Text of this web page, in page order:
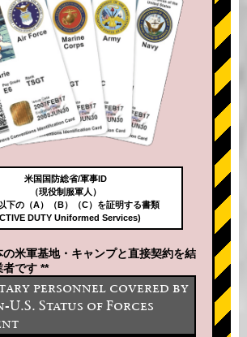
米国国防総省/軍事ID
（現役制服軍人）
下の（A）（B）（C）を証明する書類
DUTY Uniformed Services)
の米軍基地・キャンプと直接契約を結
です **
personnel covered by
U.S. Status of Forces